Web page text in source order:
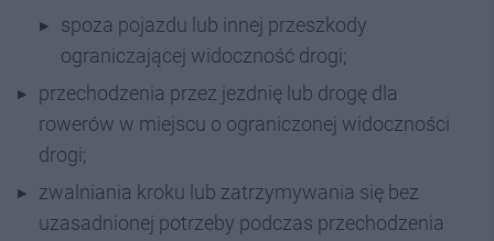
spoza pojazdu lub innej przeszkody
ograniczającej widoczność drogi;
przechodzenia przez jezdnię lub drogę dla
rowerów w miejscu o ograniczonej widoczności
drogi;
zwalniania kroku lub zatrzymywania się bez
uzasadnionej potrzeby podczas przechodzenia